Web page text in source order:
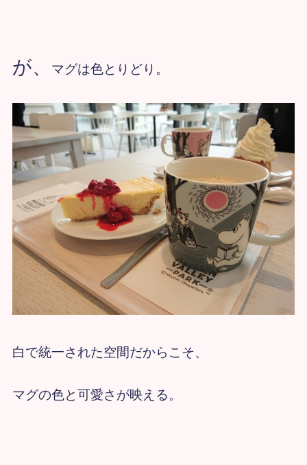
が、 マグは色とりどり。
白で統一された空間だからこそ、
マグの色と可愛さが映える。